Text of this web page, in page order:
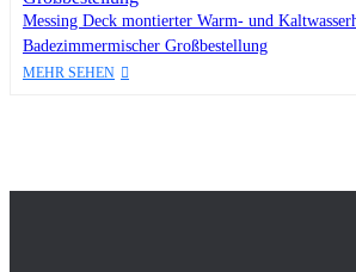
Messing Deck montierter Warm- und
Badezimmermischer Großbestellung
MEHR SEHEN